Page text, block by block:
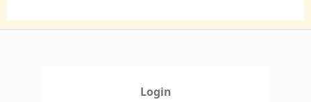
Login